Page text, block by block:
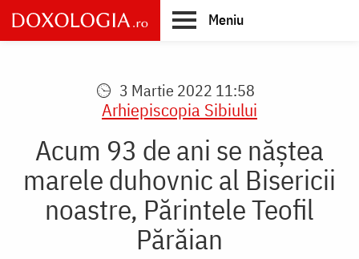
Skip
to
main
Meniu
3 Martie 2022 11:58
Arhiepiscopia Sibiului
Acum 93 de ani se năștea
marele duhovnic al Bisericii
noastre, Părintele Teofil
Părăian